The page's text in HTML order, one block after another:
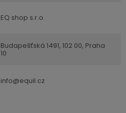
EQ shop s.r.o.
Budapešťská 1491, 102 00, Praha
10
info@equil.cz